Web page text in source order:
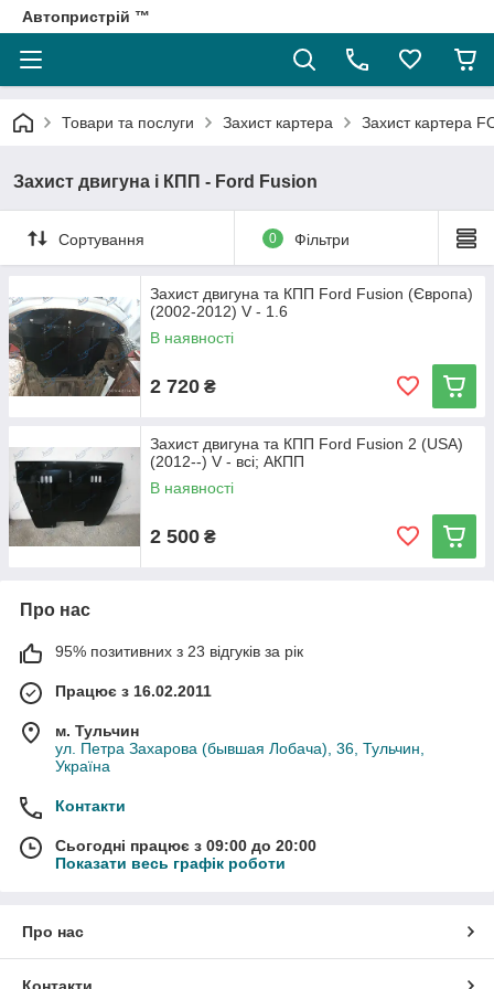
Автопристрій ™
Товари та послуги Захист картера Захист картера
Захист двигуна і КПП - Ford Fusion
Сортування 0 Фільтри
Захист двигуна та КПП Ford Fusion (Європа)
(2002-2012) V - 1.6
В наявності
2 720 ₴
Захист двигуна та КПП Ford Fusion 2 (USA)
(2012--) V - всі; АКПП
В наявності
2 500 ₴
Про нас
95% позитивних з 23 відгуків за рік
Працює з 16.02.2011
м. Тульчин
ул. Петра Захарова (бывшая Лобача), 36, Тульчин,
Україна
Контакти
Сьогодні працює з 09:00 до 20:00
Показати весь графік роботи
Про нас